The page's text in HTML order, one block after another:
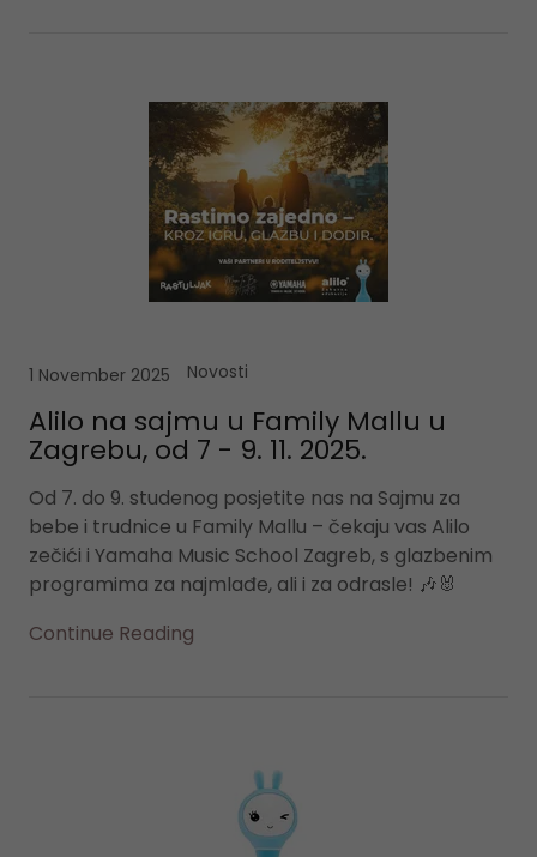
1 November 2025 Novosti
Alilo na sajmu u Family Mallu u
Zagrebu, od 7 - 9. 11. 2025.
Od 7. do 9. studenog posjetite nas na Sajmu za
bebe i trudnice u Family Mallu – čekaju vas Alilo
zečići i Yamaha Music School Zagreb, s glazbenim
programima za najmlađe, ali i za odrasle! 🎶🐰
Continue Reading